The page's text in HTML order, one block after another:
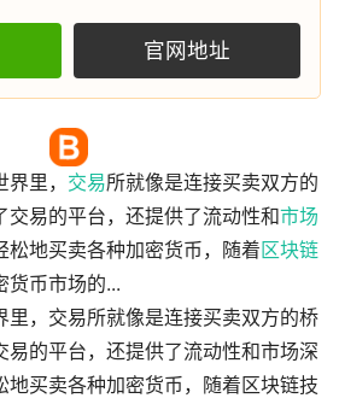
官网地址
里， 交易所就像是连接买卖双方的
交易的平台，还提供了流动性和市场
松地买卖各种加密货币，随着区块链
货币市场的...
里，交易所就像是连接买卖双方的桥
易的平台，还提供了流动性和市场深
地买卖各种加密货币，随着区块链技